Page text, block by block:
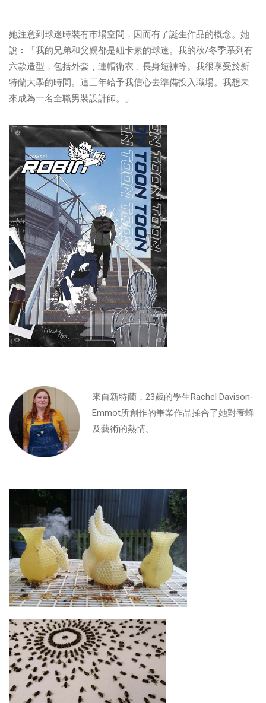
她注意到球迷時裝有市場空間，因而有了誕生作品的概念。她
說︰「我的兄弟和父親都是紐卡素的球迷。我的秋/冬季系列有
六款造型，包括外套﹑連帽衛衣﹑長身短褲等。我很享受於新
特蘭大學的時間。這三年給予我信心去準備投入職場。我想未
來成為一名全職男裝設計師。」
來自新特蘭，23歲的學生Rachel Davison-
Emmot所創作的畢業作品揉合了她對養蜂
及藝術的熱情。